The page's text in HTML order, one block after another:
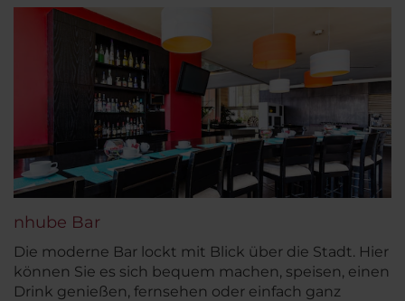
nhube Bar
Die moderne Bar lockt mit Blick über die Stadt. Hier
können Sie es sich bequem machen, speisen, einen
Drink genießen, fernsehen oder einfach ganz